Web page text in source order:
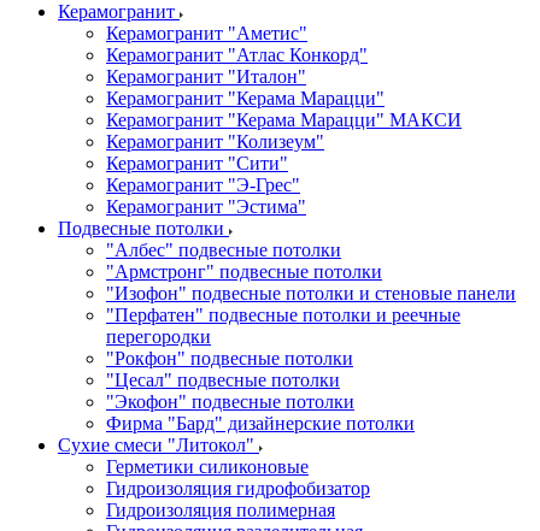
Керамогранит
Керамогранит "Аметис"
Керамогранит "Атлас Конкорд"
Керамогранит "Италон"
Керамогранит "Керама Марацци"
Керамогранит "Керама Марацци" МАКСИ
Керамогранит "Колизеум"
Керамогранит "Сити"
Керамогранит "Э-Грес"
Керамогранит "Эстима"
Подвесные потолки
"Албес" подвесные потолки
"Армстронг" подвесные потолки
"Изофон" подвесные потолки и стеновые панели
"Перфатен" подвесные потолки и реечные
перегородки
"Рокфон" подвесные потолки
"Цесал" подвесные потолки
"Экофон" подвесные потолки
Фирма "Бард" дизайнерские потолки
Сухие смеси "Литокол"
Герметики силиконовые
Гидроизоляция гидрофобизатор
Гидроизоляция полимерная